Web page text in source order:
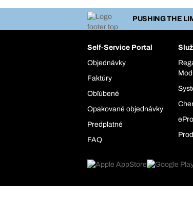
PUSHING THE
Self-Service Portal
Objednávky
Faktúry
Obľúbené
Opakované objednávky
Predplatné
FAQ